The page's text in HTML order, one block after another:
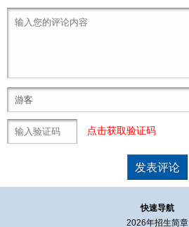
点击获取验证码
快速导航
2026年招生简章